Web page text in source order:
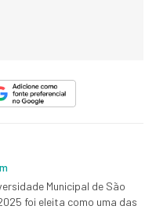
Municipal de São
foi eleita como uma das